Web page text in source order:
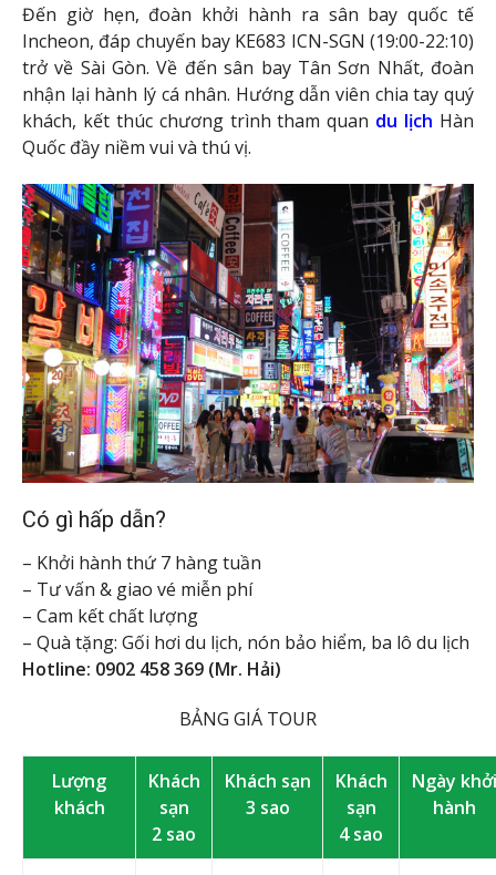
Đến giờ hẹn, đoàn khởi hành ra sân bay quốc tế
Incheon, đáp chuyến bay KE683 ICN-SGN (19:00-22:10)
trở về Sài Gòn. Về đến sân bay Tân Sơn Nhất, đoàn
nhận lại hành lý cá nhân. Hướng dẫn viên chia tay quý
khách, kết thúc chương trình tham quan du lịch Hàn
Quốc đầy niềm vui và thú vị.
Có gì hấp dẫn?
– Khởi hành thứ 7 hàng tuần
– Tư vấn & giao vé miễn phí
– Cam kết chất lượng
– Quà tặng: Gối hơi du lịch, nón bảo hiểm, ba lô du lịch
Hotline: 0902 458 369 (Mr. Hải)
BẢNG GIÁ TOUR
Lượng
khách
Khách
sạn
2 sao
Khách sạn
3 sao
Khách
sạn
4 sao
Ngày khởi
hành